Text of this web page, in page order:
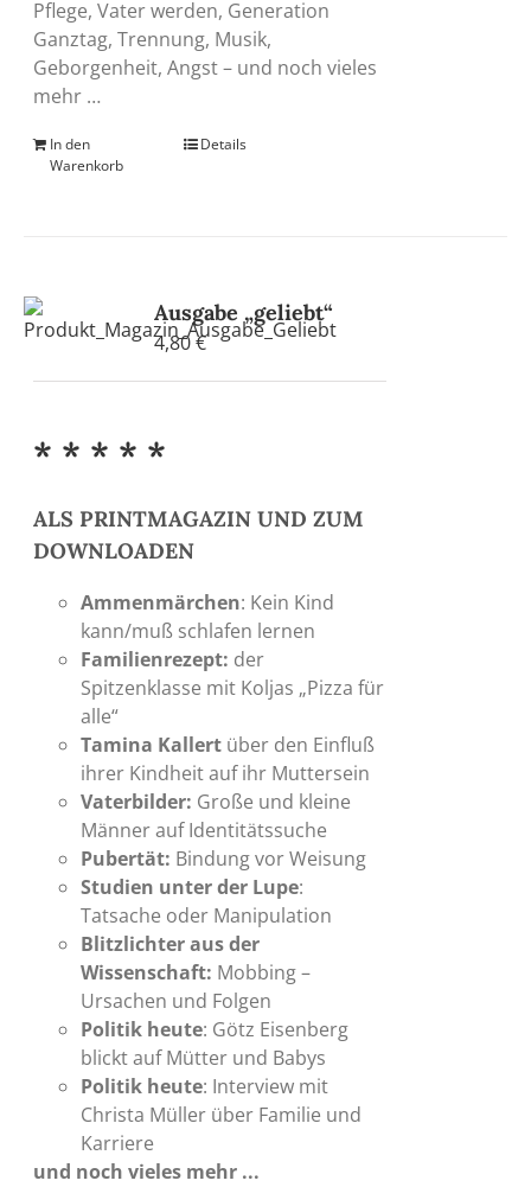
Pflege, Vater werden, Generation
Ganztag, Trennung, Musik,
Geborgenheit, Angst – und noch vieles
mehr …
In den
Warenkorb
Details
Ausgabe „geliebt“
4,80€
* * * * *
ALS PRINTMAGAZIN UND ZUM
DOWNLOADEN
Ammenmärchen: Kein Kind
kann/muß schlafen lernen
Familienrezept: der
Spitzenklasse mit Koljas „Pizza für
alle“
Tamina Kallert über den Einfluß
ihrer Kindheit auf ihr Muttersein
Vaterbilder: Große und kleine
Männer auf Identitätssuche
Pubertät: Bindung vor Weisung
Studien unter der Lupe:
Tatsache oder Manipulation
Blitzlichter aus der
Wissenschaft: Mobbing –
Ursachen und Folgen
Politik heute: Götz Eisenberg
blickt auf Mütter und Babys
Politik heute: Interview mit
Christa Müller über Familie und
Karriere
und noch vieles mehr ...